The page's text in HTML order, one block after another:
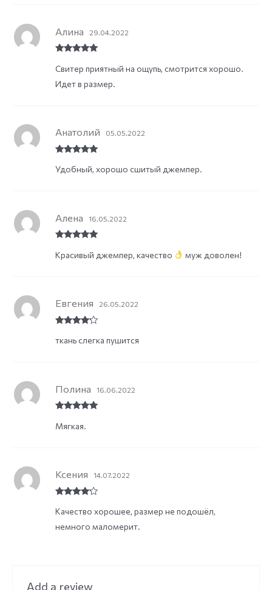
of 5
Алина 29.04.2022
Свитер приятный на ощупь, смотрится хорошо.
Идет в размер.
of 5
Анатолий 05.05.2022
Удобный, хорошо сшитый джемпер.
of 5
Алена 16.05.2022
Красивый джемпер, качество муж доволен!
out of 5
Евгения 26.05.2022
ткань слегка пушится
of 5
Полина 16.06.2022
Мягкая.
out of 5
Ксения 14.07.2022
Качество хорошее, размер не подошёл,
немного маломерит.
Add a review